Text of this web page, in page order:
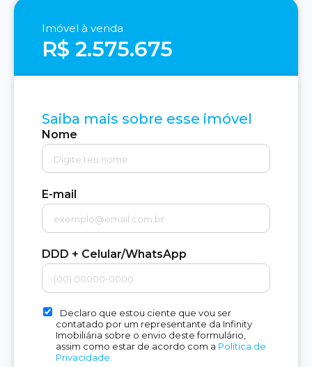
Imóvel à venda
R$ 2.575.675
Saiba mais sobre esse imóvel
Nome
E-mail
DDD + Celular/WhatsApp
Declaro que estou ciente que vou ser
contatado por um representante da Infinity
Imobiliária sobre o envio deste formulário,
assim como estar de acordo com a Política de
Privacidade.